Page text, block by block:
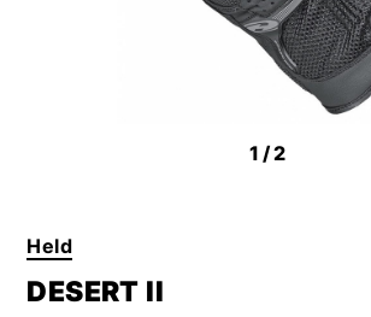
1/2
Held
DESERT II